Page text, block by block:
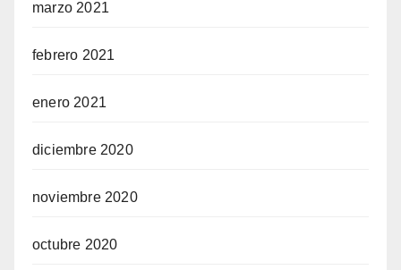
marzo 2021
febrero 2021
enero 2021
diciembre 2020
noviembre 2020
octubre 2020